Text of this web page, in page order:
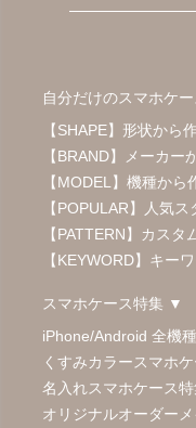
自分だけのスマホケ
【SHAPE】形状から
【BRAND】メーカー
【MODEL】機種から
【POPULAR】人気
【PATTERN】カス
【KEYWORD】キー
スマホケース特集 ▼
iPhone/Android 全機
くすみカラースマホ
名入れスマホケース特
オリジナルオーダー